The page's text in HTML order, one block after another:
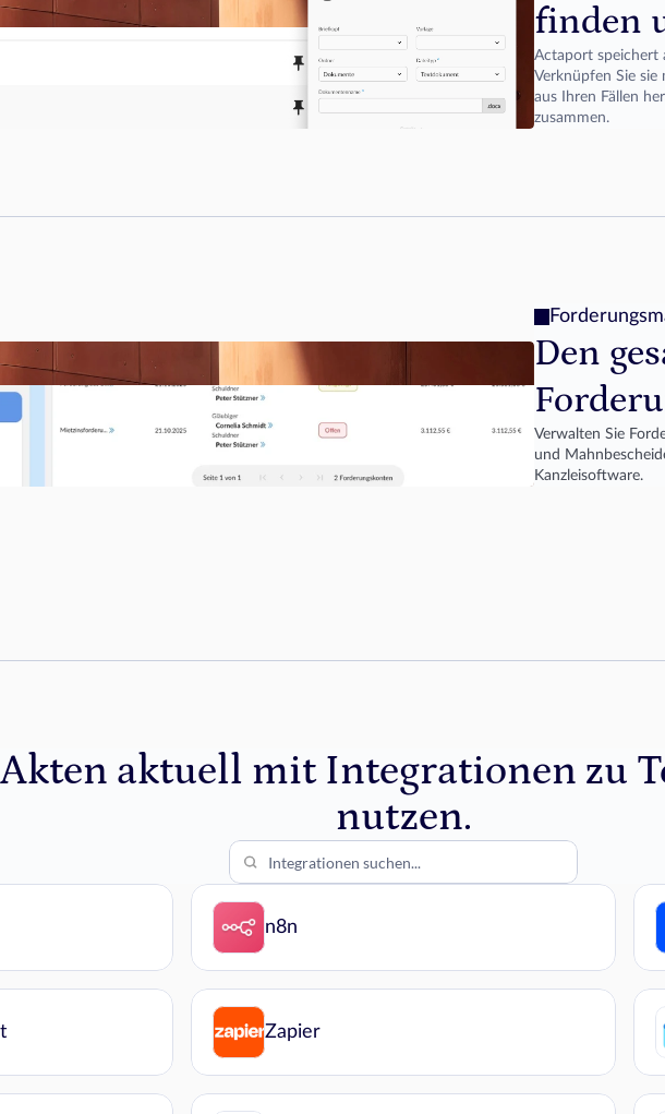
finden
Actaport speichert
Verknüpfen Sie sie
aus Ihren Fällen
zusammen.
Den
Verwalten Sie
und
Kanzleisoftware.
aktuell mit Integrationen zu
nutzen.
n8n
Zapier